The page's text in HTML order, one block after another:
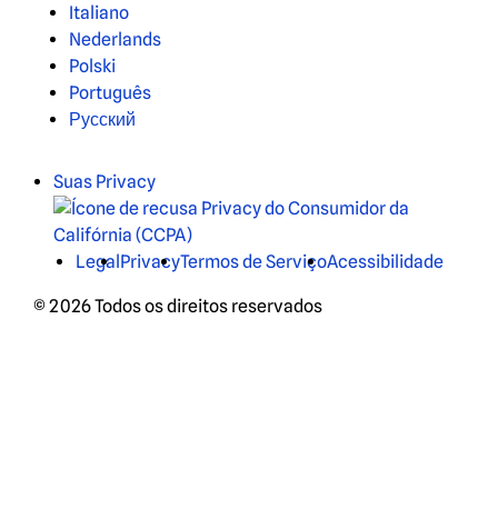
Italiano
Nederlands
Polski
Português
Русский
Suas Privacy
LegalPrivacyTermos de ServiçoAcessibilidade
© 2026 Todos os direitos reservados